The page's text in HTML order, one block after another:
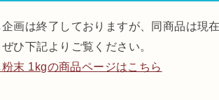
画は終了しておりますが、同商品は現
ひ下記よりご覧ください。
末 1kgの商品ページはこちら